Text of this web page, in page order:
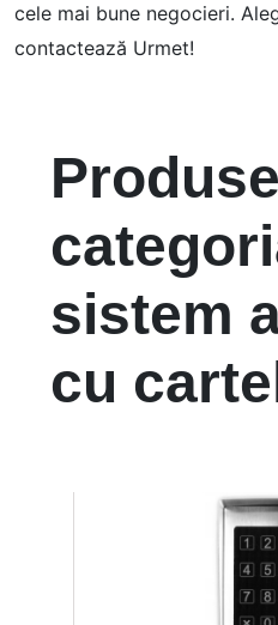
cele mai bune negocieri.
contactează Urmet!
sistem
cu